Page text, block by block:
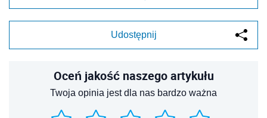
Udostępnij
Oceń jakość naszego artykułu
Twoja opinia jest dla nas bardzo ważna